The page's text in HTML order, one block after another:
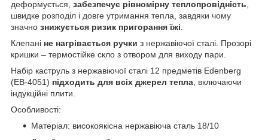
деформується, забезпечує рівномірну теплопровідність
швидке розподіл і довге утримання тепла, завдяки чому
значно знижується ризик пригорання їжі
Клепані не нагрівається ручки з нержавіючої сталі. Прозорі
кришки – термостійке скло з отвором для виходу пари.
Набір каструль з нержавіючої сталі 12 предметів Edenberg
(EB-4051) підходить для всіх джерел тепла , включаючи
індукційні плити.
Особливості:
Матеріал: високоякісна нержавіюча сталь 18/10